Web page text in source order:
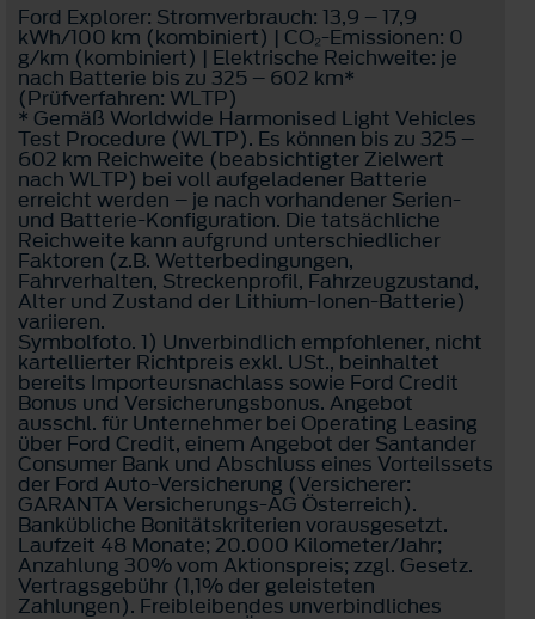
Ford Explorer: Stromverbrauch: 13,9 – 17,9
kWh/100 km (kombiniert) | CO₂-Emissionen: 0
g/km (kombiniert) | Elektrische Reichweite: je
nach Batterie bis zu 325 – 602 km*
(Prüfverfahren: WLTP)
* Gemäß Worldwide Harmonised Light Vehicles
Test Procedure (WLTP). Es können bis zu 325 –
602 km Reichweite (beabsichtigter Zielwert
nach WLTP) bei voll aufgeladener Batterie
erreicht werden – je nach vorhandener Serien-
und Batterie-Konfiguration. Die tatsächliche
Reichweite kann aufgrund unterschiedlicher
Faktoren (z.B. Wetterbedingungen,
Fahrverhalten, Streckenprofil, Fahrzeugzustand,
Alter und Zustand der Lithium-Ionen-Batterie)
variieren.
Symbolfoto. 1) Unverbindlich empfohlener, nicht
kartellierter Richtpreis exkl. USt., beinhaltet
bereits Importeursnachlass sowie Ford Credit
Bonus und Versicherungsbonus. Angebot
ausschl. für Unternehmer bei Operating Leasing
über Ford Credit, einem Angebot der Santander
Consumer Bank und Abschluss eines Vorteilssets
der Ford Auto-Versicherung (Versicherer:
GARANTA Versicherungs-AG Österreich).
Bankübliche Bonitätskriterien vorausgesetzt.
Laufzeit 48 Monate; 20.000 Kilometer/Jahr;
Anzahlung 30% vom Aktionspreis; zzgl. Gesetz.
Vertragsgebühr (1,1% der geleisteten
Zahlungen). Freibleibendes unverbindliches